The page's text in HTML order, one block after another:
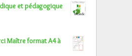
et pédagogique
Maître format A4 à